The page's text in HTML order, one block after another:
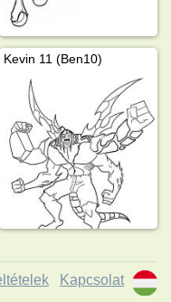
Kevin 11 (Ben10)
Kapcsolat